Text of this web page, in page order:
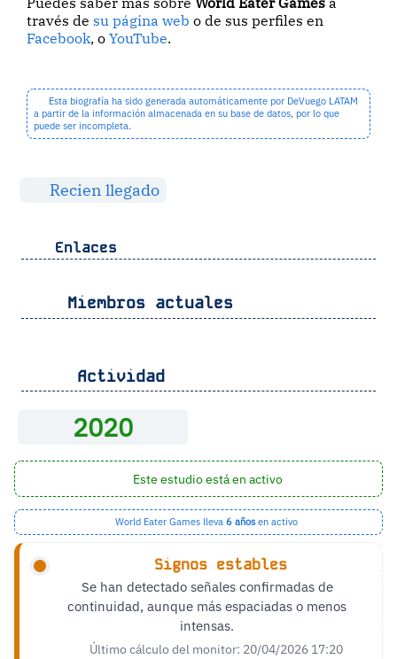
través de su página web o de sus perfiles en
Facebook, oYouTube.
Esta biografía ha sido generada automáticamente por DeVuego LATAM
a partir de la información almacenada en su base de datos, por lo que
puede ser incompleta.
Recien llegado
Enlaces
Miembros actuales
Actividad
2020
Este estudio está en activo
World Eater Games lleva 6 añosen activo
Signos estables
Se han detectado señales confirmadas de
continuidad, aunque más espaciadas o menos
intensas.
Último cálculo del monitor: 20/04/2026 17:20